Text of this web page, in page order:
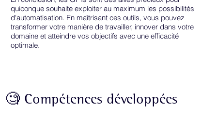
🧐 Compétences développées
quiconque souhaite exploiter au maximum les possibilités
d'automatisation. En maîtrisant ces outils, vous pouvez
transformer votre manière de travailler, innover dans votre
domaine et atteindre vos objectifs avec une efficacité
optimale.